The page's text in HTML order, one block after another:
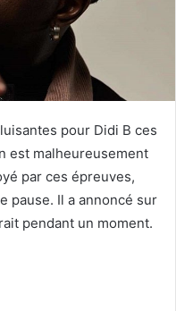
pour Didi B ces
est malheureusement
par ces épreuves,
pause. Il a annoncé sur
pendant un moment.